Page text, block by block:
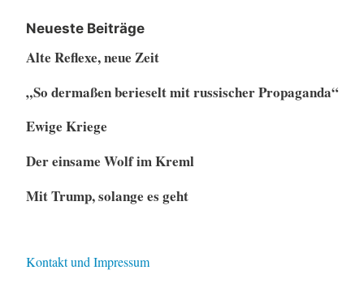
Neueste Beiträge
Alte Reflexe, neue Zeit
„So dermaßen berieselt mit russischer Propaganda“
Ewige Kriege
Der einsame Wolf im Kreml
Mit Trump, solange es geht
Kontakt und Impressum